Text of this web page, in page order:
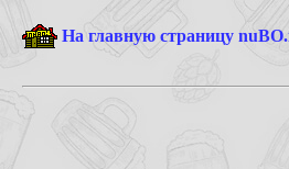
На главную страницу